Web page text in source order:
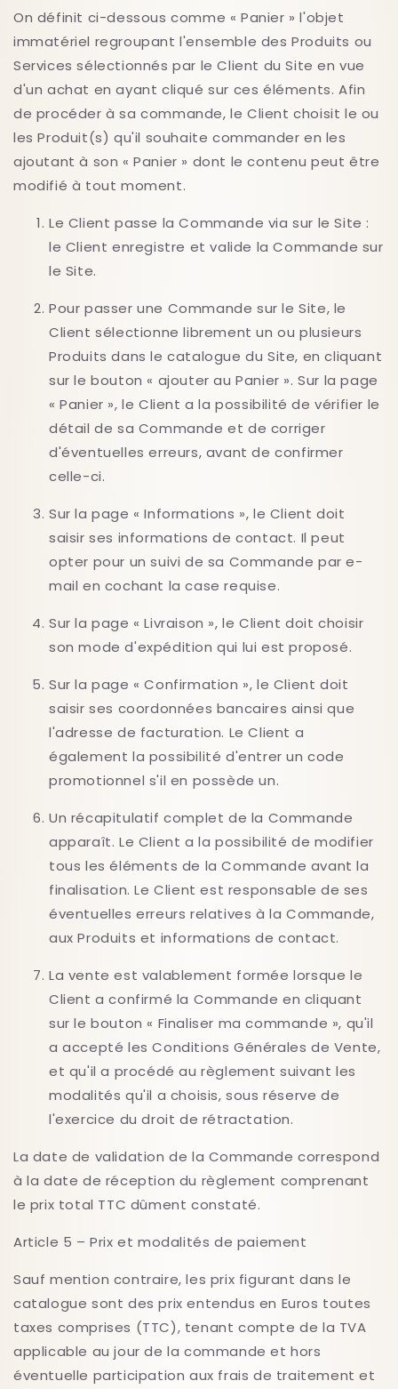
On définit ci-dessous comme « Panier » l'objet
immatériel regroupant l'ensemble des Produits ou
Services sélectionnés par le Client du Site en vue
d'un achat en ayant cliqué sur ces éléments. Afin
de procéder à sa commande, le Client choisit le ou
les Produit(s) qu'il souhaite commander en les
ajoutant à son « Panier » dont le contenu peut être
modifié à tout moment.
Le Client passe la Commande via sur le Site :
le Client enregistre et valide la Commande sur
le Site.
Pour passer une Commande sur le Site, le
Client sélectionne librement un ou plusieurs
Produits dans le catalogue du Site, en cliquant
sur le bouton « ajouter au Panier ». Sur la page
« Panier », le Client a la possibilité de vérifier le
détail de sa Commande et de corriger
d'éventuelles erreurs, avant de confirmer
celle-ci.
Sur la page « Informations », le Client doit
saisir ses informations de contact. Il peut
opter pour un suivi de sa Commande par e-
mail en cochant la case requise.
Sur la page « Livraison », le Client doit choisir
son mode d'expédition qui lui est proposé.
Sur la page « Confirmation », le Client doit
saisir ses coordonnées bancaires ainsi que
l'adresse de facturation. Le Client a
également la possibilité d'entrer un code
promotionnel s'il en possède un.
Un récapitulatif complet de la Commande
apparaît. Le Client a la possibilité de modifier
tous les éléments de la Commande avant la
finalisation. Le Client est responsable de ses
éventuelles erreurs relatives à la Commande,
aux Produits et informations de contact.
La vente est valablement formée lorsque le
Client a confirmé la Commande en cliquant
sur le bouton « Finaliser ma commande », qu'il
a accepté les Conditions Générales de Vente,
et qu'il a procédé au règlement suivant les
modalités qu'il a choisis, sous réserve de
l'exercice du droit de rétractation.
La date de validation de la Commande correspond
à la date de réception du règlement comprenant
le prix total TTC dûment constaté.
Article 5 – Prix et modalités de paiement
Sauf mention contraire, les prix figurant dans le
catalogue sont des prix entendus en Euros toutes
taxes comprises (TTC), tenant compte de la TVA
applicable au jour de la commande et hors
éventuelle participation aux frais de traitement et